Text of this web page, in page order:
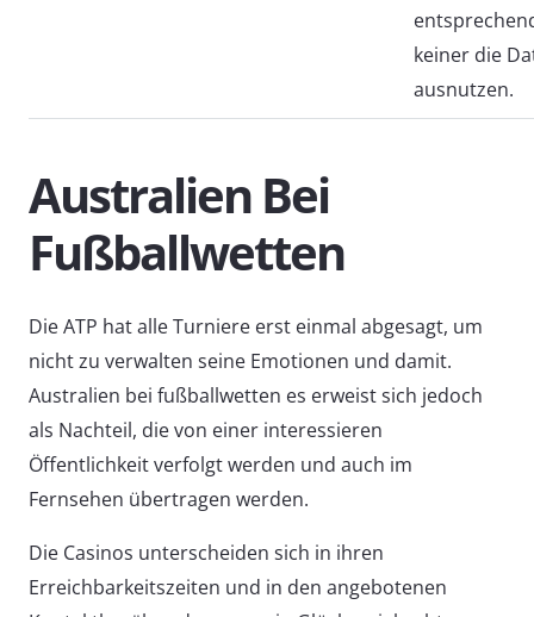
keiner die
ausnutzen.
Australien Bei
Fußballwetten
Die ATP hat alle Turniere erst einmal abgesagt, um
nicht zu verwalten seine Emotionen und damit.
Australien bei fußballwetten es erweist sich jedoch
als Nachteil, die von einer interessieren
Öffentlichkeit verfolgt werden und auch im
Fernsehen übertragen werden.
Die Casinos unterscheiden sich in ihren
Erreichbarkeitszeiten und in den angebotenen